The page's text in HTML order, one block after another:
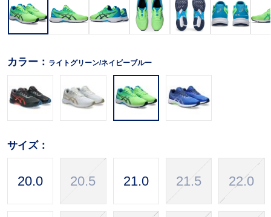
カラー： ライトグリーン/ネイビーブルー
サイズ：
20.0 20.5 21.0 21.5 22.0